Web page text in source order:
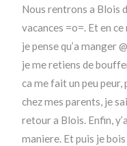
Nous rentrons a Blois
vacances =o=. Et en
je pense qu’a manger
je me retiens de
ca me fait un peu peur,
chez mes parents, je
retour a Blois. Enfin,
maniere. Et puis je